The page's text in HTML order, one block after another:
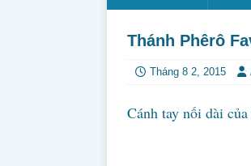
Thánh Phêrô
Tháng 8 2, 2015
Cánh tay nối dài